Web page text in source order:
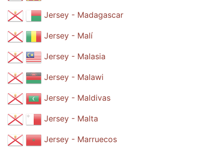
Jersey - Madagascar
Jersey - Malí
Jersey - Malasia
Jersey - Malawi
Jersey - Maldivas
Jersey - Malta
Jersey - Marruecos